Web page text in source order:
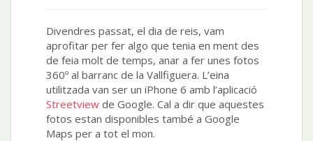
Divendres passat, el dia de reis, vam
aprofitar per fer algo que tenia en ment des
de feia molt de temps, anar a fer unes fotos
360º al barranc de la Vallfiguera. L’eina
utilitzada van ser un iPhone 6 amb l’aplicació
Streetview de Google. Cal a dir que aquestes
fotos estan disponibles també a Google
Maps per a tot el mon.